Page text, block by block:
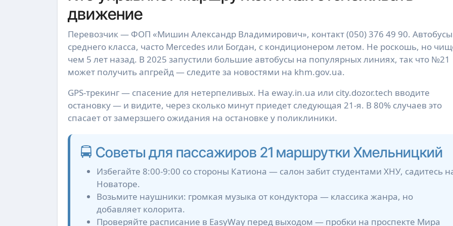
движение
Перевозчик — ФОП «Мишин Александр Владимирович», контакт (050) 376 49 90. Автобусы
среднего класса, часто Mercedes или Богдан, с кондиционером летом. Не роскошь, но
чем 5 лет назад. В 2025 запустили большие автобусы на популярных линиях, так что №21
может получить апгрейд — следите за новостями на khm.gov.ua.
GPS-трекинг — спасение для нетерпеливых. На eway.in.ua или city.dozor.tech вводите
остановку — и видите, через сколько минут приедет следующая 21-я. В 80% случаев это
спасает от замерзшего ожидания на остановке у поликлиники.
🚍 Советы для пассажиров 21 маршрутки Хмельницкий
Избегайте 8:00-9:00 со стороны Катиона — салон забит студентами ХНУ, садитесь
Новаторе.
Возьмите наушники: громкая музыка от кондуктора — классика жанра, но
добавляет колорита.
Проверяйте расписание в EasyWay перед выходом — пробки на проспекте Мира